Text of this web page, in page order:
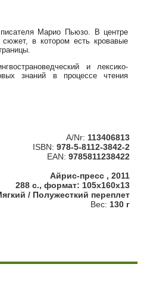
писателя Марио Пьюзо. В центре
в котором есть кровавые
и лексико-
знаний в процессе чтения
A/Nr: 113406813
ISBN: 978-5-8112-3842-2
EAN: 9785811238422
Айрис-пресс , 2011
288 с., формат: 105x160x13
/ Полужесткий переплет
Вес: 130 г